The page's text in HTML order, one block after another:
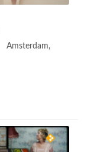
Amsterdam,